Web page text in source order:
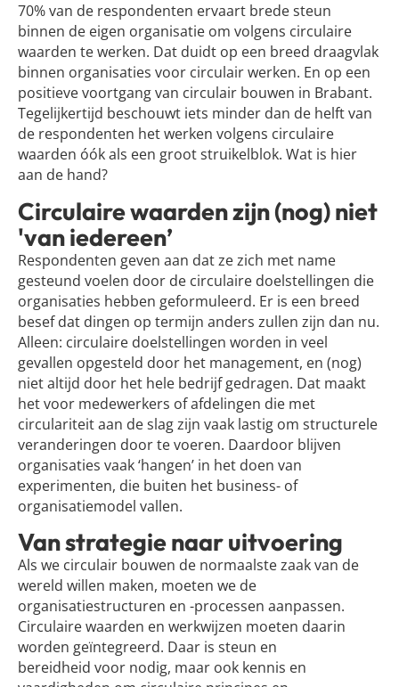
70% van de respondenten ervaart brede steun
binnen de eigen organisatie om volgens circulaire
waarden te werken. Dat duidt op een breed draagvlak
binnen organisaties voor circulair werken. En op een
positieve voortgang van circulair bouwen in Brabant.
Tegelijkertijd beschouwt iets minder dan de helft van
de respondenten het werken volgens circulaire
waarden óók als een groot struikelblok. Wat is hier
aan de hand?
Circulaire waarden zijn (nog) niet
'van iedereen’
Respondenten geven aan dat ze zich met name
gesteund voelen door de circulaire doelstellingen die
organisaties hebben geformuleerd. Er is een breed
besef dat dingen op termijn anders zullen zijn dan nu.
Alleen: circulaire doelstellingen worden in veel
gevallen opgesteld door het management, en (nog)
niet altijd door het hele bedrijf gedragen. Dat maakt
het voor medewerkers of afdelingen die met
circulariteit aan de slag zijn vaak lastig om structurele
veranderingen door te voeren. Daardoor blijven
organisaties vaak ‘hangen’ in het doen van
experimenten, die buiten het business- of
organisatiemodel vallen.
Van strategie naar uitvoering
Als we circulair bouwen de normaalste zaak van de
wereld willen maken, moeten we de
organisatiestructuren en -processen aanpassen.
Circulaire waarden en werkwijzen moeten daarin
worden geïntegreerd. Daar is steun en
bereidheid voor nodig, maar ook kennis en